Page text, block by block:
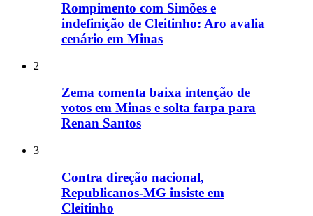
Rompimento com Simões e
indefinição de Cleitinho: Aro avalia
cenário em Minas
2
Zema comenta baixa intenção de
votos em Minas e solta farpa para
Renan Santos
3
Contra direção nacional,
Republicanos-MG insiste em
Cleitinho